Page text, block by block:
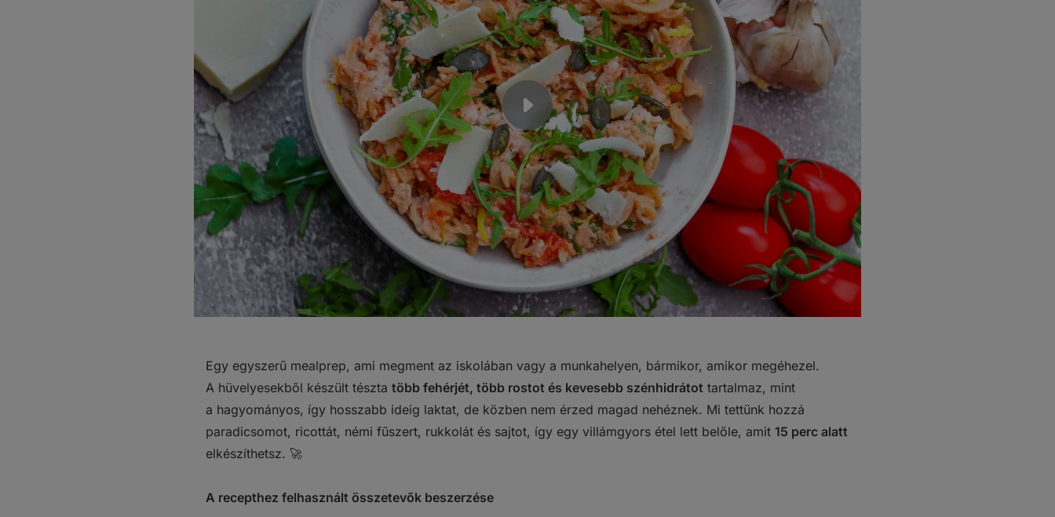
Egy egyszerű mealprep, ami megment az iskolában vagy a munkahelyen, bármikor, amikor megéhezel.
A hüvelyesekből készült tészta több fehérjét, több rostot és kevesebb szénhidrátot tartalmaz, mint
a hagyományos, így hosszabb ideig laktat, de közben nem érzed magad nehéznek. Mi tettünk hozzá
paradicsomot, ricottát, némi fűszert, rukkolát és sajtot, így egy villámgyors étel lett belőle, amit 15 perc alatt
elkészíthetsz. 🚀
A recepthez felhasznált összetevők beszerzése